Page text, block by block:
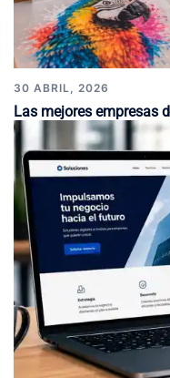
30 ABRIL, 2026
Las mejores empresas